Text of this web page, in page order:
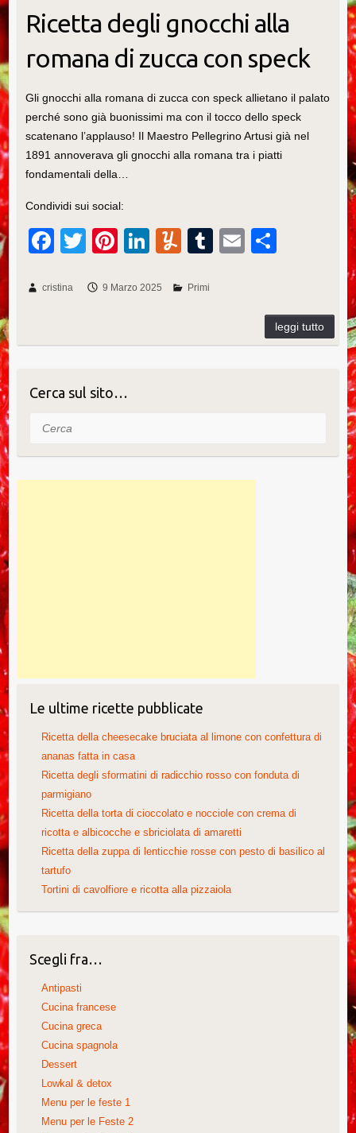
Ricetta degli gnocchi alla
romana di zucca con speck
Gli gnocchi alla romana di zucca con speck allietano il palato
perché sono già buonissimi ma con il tocco dello speck
scatenano l’applauso! Il Maestro Pellegrino Artusi già nel
1891 annoverava gli gnocchi alla romana tra i piatti
fondamentali della…
Condividi sui social:
F
c
b
o
T
tt
Pi
er
st
Li
k
dI
Y
m
ly
T
r
E
di
vi
cristina 9 Marzo 2025 Primi
Cerca sul sito…
Cerca
Le ultime ricette pubblicate
Ricetta della cheesecake bruciata al limone con confettura di
ananas fatta in casa
Ricetta degli sformatini di radicchio rosso con fonduta di
parmigiano
Ricetta della torta di cioccolato e nocciole con crema di
ricotta e albicocche e sbriciolata di amaretti
Ricetta della zuppa di lenticchie rosse con pesto di basilico al
tartufo
Tortini di cavolfiore e ricotta alla pizzaiola
Scegli fra…
Antipasti
Cucina francese
Cucina greca
Cucina spagnola
Dessert
Lowkal & detox
Menu per le feste 1
Menu per le Feste 2